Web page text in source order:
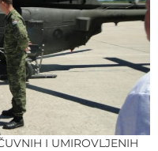
I UMIROVLJENIH